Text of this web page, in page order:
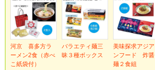
河京 喜多方ラ
ーメン2食（赤べ
こ紙袋付）
バラエティ麺三
昧３種ボックス
美味探求アジア
ンフード 炸醤
麺２食組